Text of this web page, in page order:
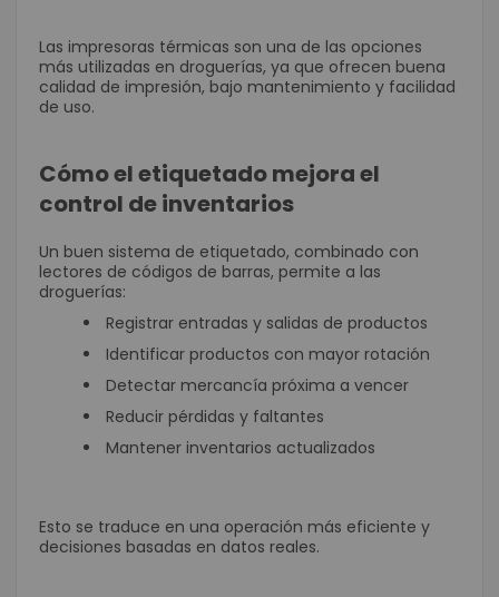
Las impresoras térmicas son una de las opciones
más utilizadas en droguerías, ya que ofrecen buena
calidad de impresión, bajo mantenimiento y facilidad
de uso.
Cómo el etiquetado mejora el
control de inventarios
Un buen sistema de etiquetado, combinado con
lectores de códigos de barras, permite a las
droguerías:
Registrar entradas y salidas de productos
Identificar productos con mayor rotación
Detectar mercancía próxima a vencer
Reducir pérdidas y faltantes
Mantener inventarios actualizados
Esto se traduce en una operación más eficiente y
decisiones basadas en datos reales.